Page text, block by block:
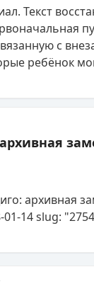
Текст
с
ребёнок
архивная
01-14 slug: